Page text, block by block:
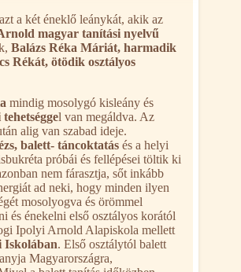
a két éneklő leánykát, akik az
magyar tanítási nyelvű
Balázs Réka Máriát, harmadik
Rékát, ötödik osztályos
mindig mosolygó kisleány és
l van megáldva. Az
alig van szabad ideje.
balett- táncoktatás és a helyi
próbái és fellépései töltik ki
nem fárasztja, sőt inkább
ad neki, hogy minden ilyen
mosolyogva és örömmel
és énekelni első osztályos korától
Ipolyi Arnold Alapiskola mellett
Iskolában. Első osztálytól balett
Magyarországra,